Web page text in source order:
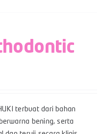
terbuat dari bahan
bening, serta